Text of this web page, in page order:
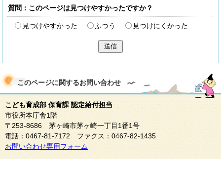
質問：このページは見つけやすかったですか？
見つけやすかった ふつう 見つけにくかった
送信
このページに関するお問い合わせ
こども育成部 保育課 認定給付担当
市役所本庁舎1階
〒253-8686 茅ヶ崎市茅ヶ崎一丁目1番1号
電話：0467-81-7172 ファクス：0467-82-1435
お問い合わせ専用フォーム